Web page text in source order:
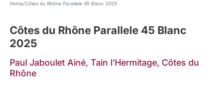
Home Côtes du Rhône Parallele 45 Blanc 2025
Côtes du Rhône Parallele 45 Blanc
2025
Paul Jaboulet Ainé, Tain l'Hermitage, Côtes du
Rhône